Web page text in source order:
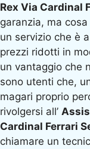
Rex Via Cardinal
garanzia, ma
un servizio che è
prezzi ridotti in
un vantaggio che
sono utenti che,
magari proprio
rivolgersi all’
Cardinal Ferrari
chiamare un